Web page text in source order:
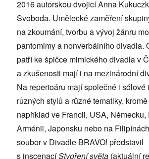
2016 autorskou dvojicí Anna
Svoboda. Umělecké zaměření
na zkoumání, tvorbu a vývoj žánru
pantomimy a nonverbálního divadla.
patří ke špičce mimického divadla v
a zkušenosti mají i na mezinárodní
Na repertoáru mají společné i sólové
různých stylů a různé tematiky,
například ve Francii, USA, Německu,
Arménii, Japonsku nebo na
soubor v Divadle BRAVO! představil
s inscenacíStvoření světa (aktuální